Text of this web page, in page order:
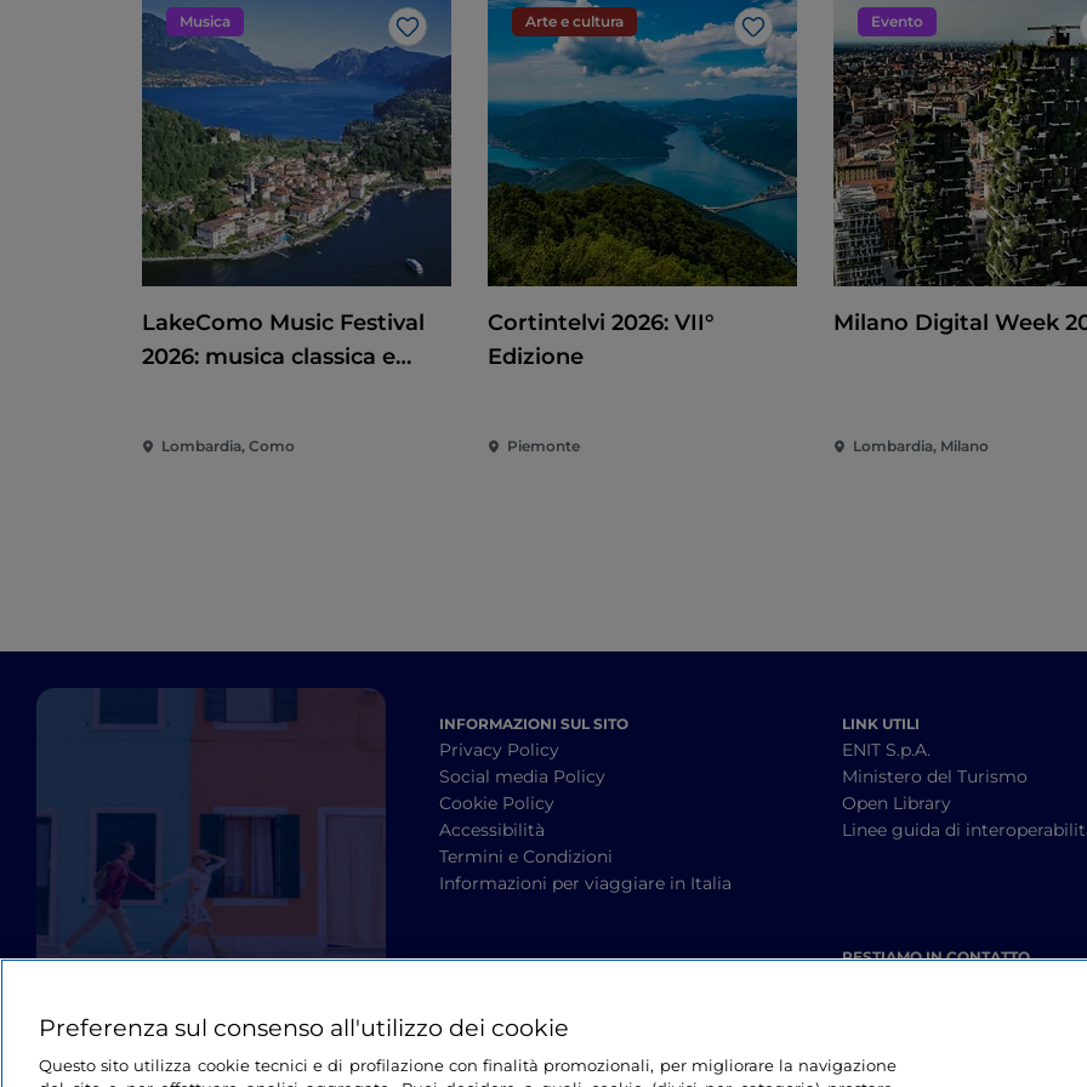
Musica
Like
LakeComo Music Festival
2026: musica classica e
Lombardia, Como
Arte e cultura
Like
Cortintelvi 2026: VII°
Edizione
Piemonte
Evento
Milano Digital Week
Lombardia, Milano
INFORMAZIONI SUL SITO
Privacy Policy
Social media Policy
Cookie Policy
Accessibilità
Termini e Condizioni
Informazioni per viaggiare in Italia
LINK UTILI
ENIT S.p.A.
Ministero del Turismo
Open Library
Linee guida di
RESTIAMO IN CONTATTO
Preferenza sul consenso all'utilizzo dei cookie
Questo sito utilizza cookie tecnici e di profilazione con finalità promozionali, per migliorare la navigazione